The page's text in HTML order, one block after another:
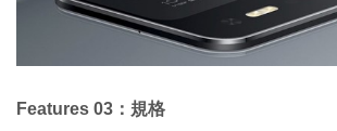
Features 03：規格